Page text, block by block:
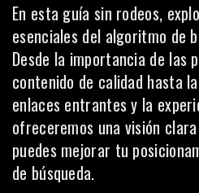
En esta guía sin rodeos,
esenciales del algoritmo de
Desde la importancia de las
contenido de calidad hasta
enlaces entrantes y la
ofreceremos una visión
puedes mejorar tu
de búsqueda.